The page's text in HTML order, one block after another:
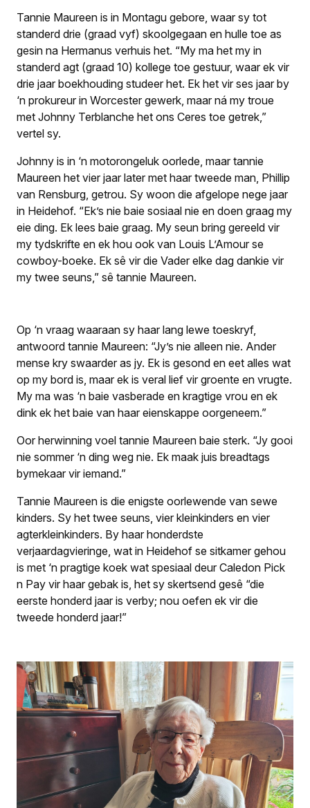
Tannie Maureen is in Montagu gebore, waar sy tot
standerd drie (graad vyf) skoolgegaan en hulle toe as
gesin na Hermanus verhuis het. “My ma het my in
standerd agt (graad 10) kollege toe gestuur, waar ek vir
drie jaar boekhouding studeer het. Ek het vir ses jaar by
‘n prokureur in Worcester gewerk, maar ná my troue
met Johnny Terblanche het ons Ceres toe getrek,”
vertel sy.
Johnny is in ‘n motorongeluk oorlede, maar tannie
Maureen het vier jaar later met haar tweede man, Phillip
van Rensburg, getrou. Sy woon die afgelope nege jaar
in Heidehof. “Ek’s nie baie sosiaal nie en doen graag my
eie ding. Ek lees baie graag. My seun bring gereeld vir
my tydskrifte en ek hou ook van Louis L’Amour se
cowboy-boeke. Ek sê vir die Vader elke dag dankie vir
my twee seuns,” sê tannie Maureen.
Op ‘n vraag waaraan sy haar lang lewe toeskryf,
antwoord tannie Maureen: “Jy’s nie alleen nie. Ander
mense kry swaarder as jy. Ek is gesond en eet alles wat
op my bord is, maar ek is veral lief vir groente en vrugte.
My ma was ‘n baie vasberade en kragtige vrou en ek
dink ek het baie van haar eienskappe oorgeneem.”
Oor herwinning voel tannie Maureen baie sterk. “Jy gooi
nie sommer ‘n ding weg nie. Ek maak juis breadtags
bymekaar vir iemand.”
Tannie Maureen is die enigste oorlewende van sewe
kinders. Sy het twee seuns, vier kleinkinders en vier
agterkleinkinders. By haar honderdste
verjaardagvieringe, wat in Heidehof se sitkamer gehou
is met ‘n pragtige koek wat spesiaal deur Caledon Pick
n Pay vir haar gebak is, het sy skertsend gesê “die
eerste honderd jaar is verby; nou oefen ek vir die
tweede honderd jaar!”